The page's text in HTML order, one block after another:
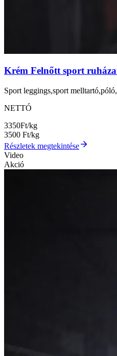
Krém Felnőtt sport
Sport leggings,sport
NETTÓ
3350Ft/kg
3500 Ft/kg
Részletek megtekintése
Video
Akció